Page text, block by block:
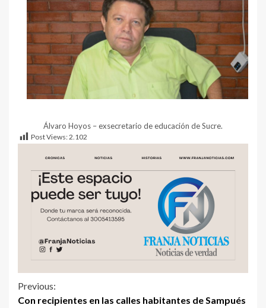
Álvaro Hoyos – exsecretario de educación de Sucre.
Post Views:2.102
Previous:
Con recipientes en las calles habitantes de Sampués